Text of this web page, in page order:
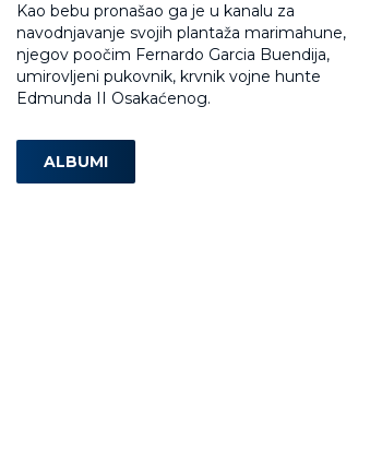
Kao bebu pronašao ga je u kanalu za
navodnjavanje svojih plantaža marimahune,
njegov poočim Fernardo Garcia Buendija,
umirovljeni pukovnik, krvnik vojne hunte
Edmunda II Osakaćenog.
ALBUMI